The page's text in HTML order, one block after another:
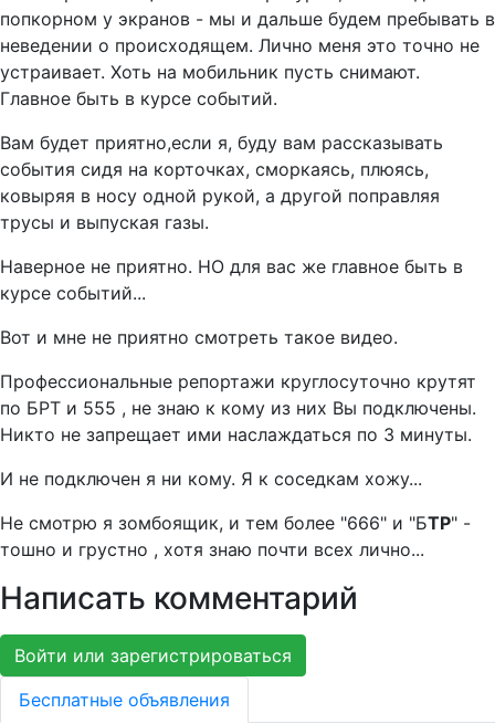
попкорном у экранов - мы и дальше будем пребывать в
неведении о происходящем. Лично меня это точно не
устраивает. Хоть на мобильник пусть снимают.
Главное быть в курсе событий.
Вам будет приятно,если я, буду вам рассказывать
события сидя на корточках, сморкаясь, плюясь,
ковыряя в носу одной рукой, а другой поправляя
трусы и выпуская газы.
Наверное не приятно. НО для вас же главное быть в
курсе событий...
Вот и мне не приятно смотреть такое видео.
Профессиональные репортажи круглосуточно крутят
по БРТ и 555 , не знаю к кому из них Вы подключены.
Никто не запрещает ими наслаждаться по 3 минуты.
И не подключен я ни кому. Я к соседкам хожу...
Не смотрю я зомбоящик, и тем более "666" и "БТР" -
тошно и грустно , хотя знаю почти всех лично...
Написать комментарий
Войти или зарегистрироваться
Бесплатные объявления